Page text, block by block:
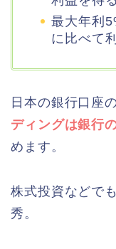
最大年利
に比べて
日本の銀行口座
ディングは銀行
めます。
株式投資などで
秀。